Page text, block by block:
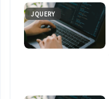
JQUERY